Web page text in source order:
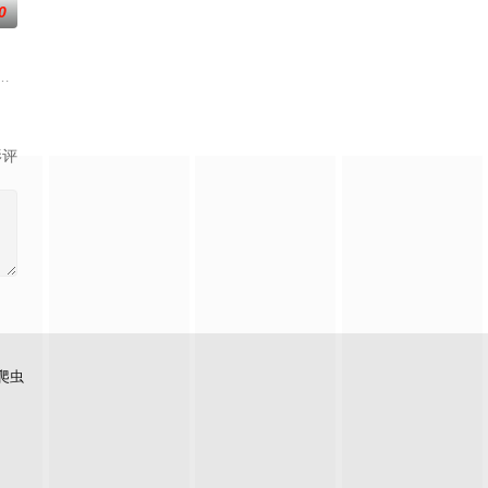
发展的韩国女演员秋瓷
，来自日本各地的暴走族与不良男女齐聚新学校。他们将带着各自复杂的过
虫